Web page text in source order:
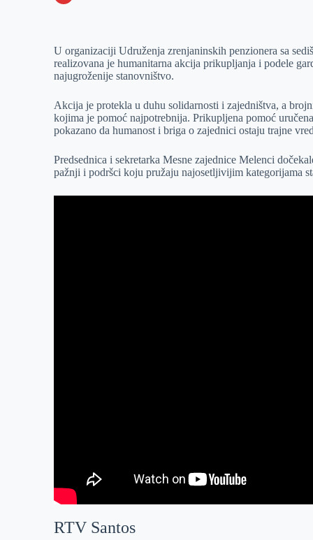
e
r
I
n
s
A
p
a
i
U organizaciji Udruženja zrenjaninskih penzionera sa
realizovana je humanitarna akcija prikupljanja i podele
najugroženije stanovništvo.
Akcija je protekla u duhu solidarnosti i zajedništva, a
kojima je pomoć najpotrebnija. Prikupljena pomoć
pokazano da humanost i briga o zajednici ostaju trajne
Predsednica i sekretarka Mesne zajednice Melenci
pažnji i podršci koju pružaju najosetljivijim kategorijama
RTV Santos